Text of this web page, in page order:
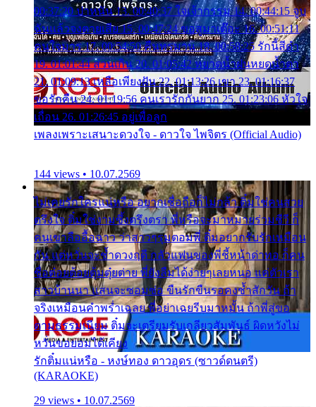
00:37:20 ปาหนัน 13. 00:40:37 ใจเจ้ากรรม 14. 00:44:15 จูบ
ฉันแล้วจงตายเสีย 15. 00:47:24 ขอสูมาเต๊อะ 16. 00:51:11
คนใจมาร 17. 00:54:50 คืนทรมาน 18. 00:58:25 รักนี้สีดำ
19. 01:01:44 ส่วนเกิน 20. 01:05:42 หยาดน้ำฝนหยดน้ำตา
21. 01:09:13 เหลือเพียงฝัน 22. 01:13:26 เขา 23. 01:16:37
ขอรักคืน 24. 01:19:56 คนเรารักกันยาก 25. 01:23:06 หัวใจ
เถื่อน 26. 01:26:45 อยู่เพื่อลูก
เพลงเพราะเสนาะดวงใจ - ดาวใจ ไพจิตร (Official Audio)
144 views • 10.07.2569
ไม่เคยรักใครแน่หรือ อยากเชื่อถือก็ไม่กล้า ติ๋มใช่คนสวย
ตรึงใจ ติ๋มใช่งามซึ้งตรึงตรา พี่หรือจะมาหมายร่วมชีวี ก็
คนเขาลืออื้อฉาว ว่าสาวๆรุมตอมพี่ ติ๋มอยากรับรักเหมือน
กัน แต่หวั่นจะช้ำดวงฤดี กลัวแฟนของพี่ชี้หน้าด่าทอ ก็คน
ชื่อต๋อยต้อยตุ้มตุ๋ยต่าย พี่ยังลืมได้ง่ายๆเลยหนอ แค่ตัวเรา
สาวบ้านนา แสนจะซอมซ่อ ขืนรักขืนรอคงช้ำสักวัน ถ้า
จริงเหมือนคำพร่ำเฉลย พี่อย่าเฉยรีบมาหมั้น ถ้าพี่สู่ขอ
ตามธรรมเนียม ติ๋มจะเตรียมรับเกลียวสัมพันธ์ ผิดหวังไม่
หวั่นขอยอมได้เคียง
รักติ๋มแน่หรือ - หงษ์ทอง ดาวอุดร (ซาวด์ดนตรี)
(KARAOKE)
29 views • 10.07.2569